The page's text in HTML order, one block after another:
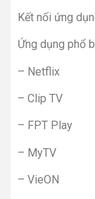
Kết nối ứng
Ứng dụng phổ
– Netflix
– Clip TV
– FPT Play
– MyTV
– VieON